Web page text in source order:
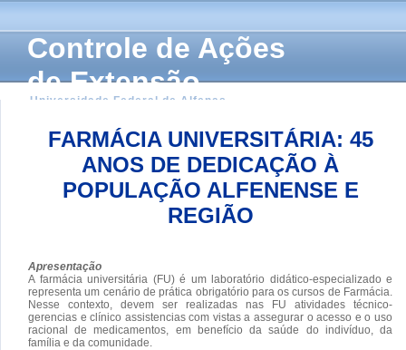
Controle de Ações
de Extensão
Universidade Federal de Alfenas
FARMÁCIA UNIVERSITÁRIA: 45
ANOS DE DEDICAÇÃO À
POPULAÇÃO ALFENENSE E
REGIÃO
Apresentação
A farmácia universitária (FU) é um laboratório didático-especializado e
representa um cenário de prática obrigatório para os cursos de Farmácia.
Nesse contexto, devem ser realizadas nas FU atividades técnico-
gerencias e clínico assistencias com vistas a assegurar o acesso e o uso
racional de medicamentos, em benefício da saúde do indivíduo, da
família e da comunidade.